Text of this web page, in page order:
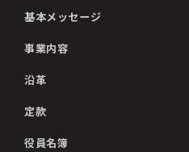
基本メッセージ
事業内容
沿革
定款
役員名簿